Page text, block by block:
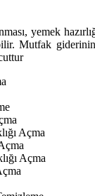
yemek
Mutfak giderinin
Açma
Açma